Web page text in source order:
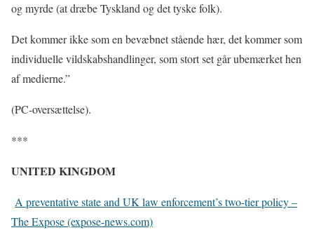
og myrde (at dræbe Tyskland og det tyske folk).
Det kommer ikke som en bevæbnet stående hær, det kommer som
individuelle vildskabshandlinger, som stort set går ubemærket hen
af ​​medierne.”
(PC-oversættelse).
***
UNITED KINGDOM
A preventative state and UK law enforcement’s two-tier policy –
The Expose (expose-news.com)